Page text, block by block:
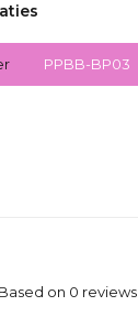
PPBB-BP03
Based on 0 reviews